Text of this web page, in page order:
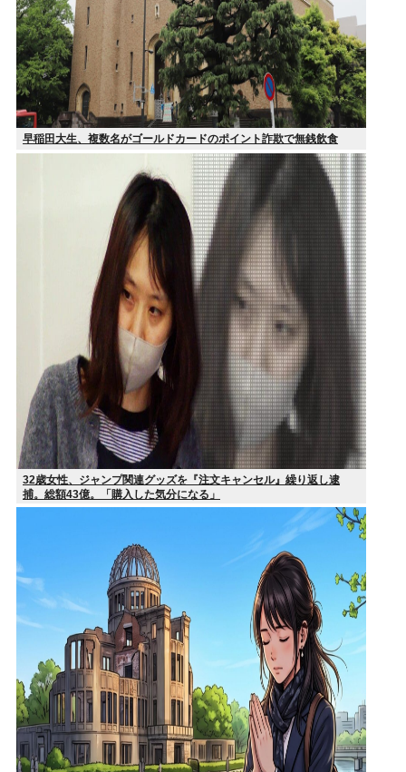
早稲田大生、複数名がゴールドカードのポイント詐欺で無銭飲食
32歳女性、ジャンプ関連グッズを『注文キャンセル』繰り返し逮
捕。総額43億。「購入した気分になる」